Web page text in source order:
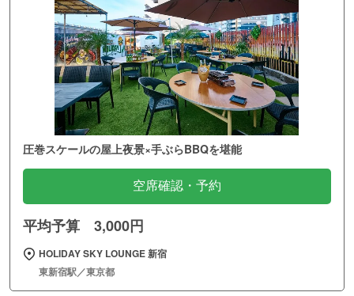
圧巻スケールの屋上夜景×手ぶらBBQを堪能
空席確認・予約
平均予算 3,000円
HOLIDAY SKY LOUNGE 新宿
東新宿駅／東京都